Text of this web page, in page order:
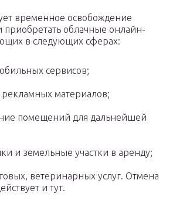
временное освобождение
приобретать облачные онлайн-
в следующих сферах:
сервисов;
материалов;
помещений для дальнейшей
и земельные участки в аренду;
ветеринарных услуг. Отмена
и тут.